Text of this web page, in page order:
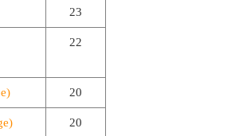
23
22
20
20